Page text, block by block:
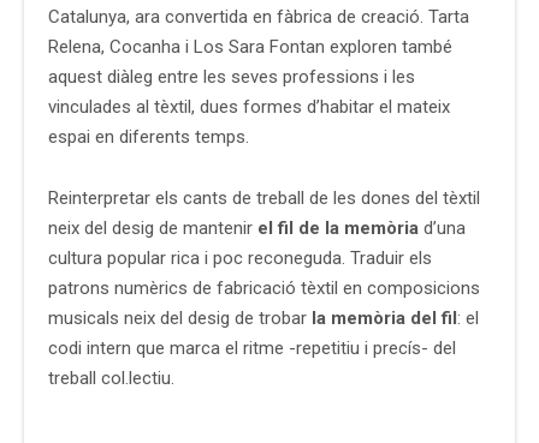
Catalunya, ara convertida en fàbrica de creació. Tarta
Relena, Cocanha i Los Sara Fontan exploren també
aquest diàleg entre les seves professions i les
vinculades al tèxtil, dues formes d’habitar el mateix
espai en diferents temps.
Reinterpretar els cants de treball de les dones del tèxtil
neix del desig de mantenir el fil de la memòria d’una
cultura popular rica i poc reconeguda. Traduir els
patrons numèrics de fabricació tèxtil en composicions
musicals neix del desig de trobar la memòria del fil: el
codi intern que marca el ritme -repetitiu i precís- del
treball col.lectiu.